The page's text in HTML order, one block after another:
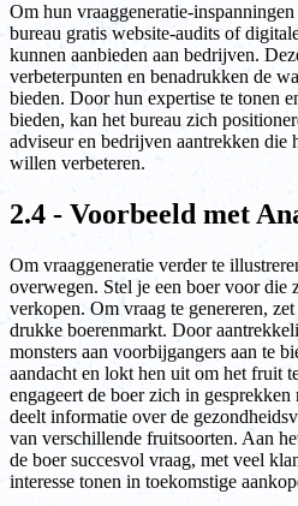
Om hun vraaggeneratie-
bureau gratis website-audits of
kunnen aanbieden aan bedrijven.
verbeterpunten en benadrukken de
bieden. Door hun expertise te tonen
bieden, kan het bureau zich
adviseur en bedrijven aantrekken die
willen verbeteren.
2.4 - Voorbeeld met
Om vraaggeneratie verder te
overwegen. Stel je een boer voor die
verkopen. Om vraag te genereren,
drukke boerenmarkt. Door
monsters aan voorbijgangers aan te
aandacht en lokt hen uit om het fruit
engageert de boer zich in
deelt informatie over de
van verschillende fruitsoorten. Aan
de boer succesvol vraag, met veel
interesse tonen in toekomstige